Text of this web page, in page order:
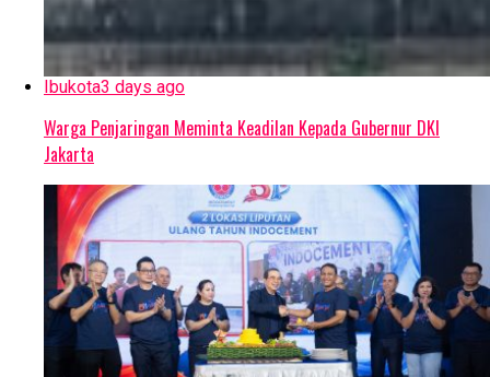
Ibukota3 days ago
Warga Penjaringan Meminta Keadilan Kepada Gubernur DKI
Jakarta